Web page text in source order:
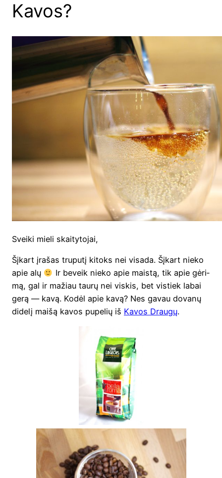
Kavos?
Svei­ki mie­li skaitytojai,
Šįkart įra­šas tru­pu­tį kitoks nei visa­da. Šįkart nie­ko
apie alų
Ir beveik nie­ko apie mais­tą, tik apie gėri­
mą, gal ir mažiau tau­rų nei vis­kis, bet vis­tiek labai
gerą — kavą. Kodėl apie kavą? Nes gavau dova­nų
dide­lį mai­šą kavos pupe­lių iš Kavos Drau­gų.